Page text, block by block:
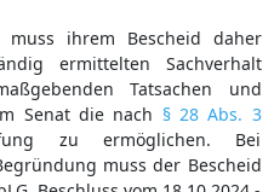
muss ihrem Bescheid daher
ermittelten Sachverhalt
Tatsachen und
Senat die nach § 28 Abs. 3
zu ermöglichen. Bei
muss der Bescheid